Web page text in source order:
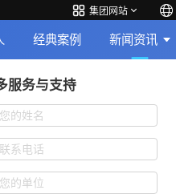
集团网站
经典案例 新闻资讯
服务与支持
的姓名
系电话
的单位